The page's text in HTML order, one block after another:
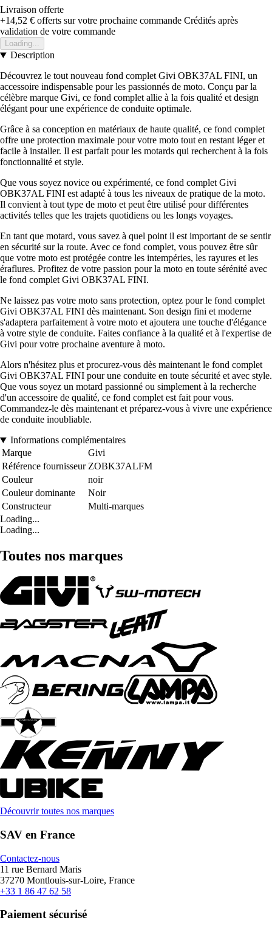
Livraison offerte
+14,52 € offerts sur votre prochaine commande Crédités après
validation de votre commande
Loading...
Description
Découvrez le tout nouveau fond complet Givi OBK37AL FINI, un
accessoire indispensable pour les passionnés de moto. Conçu par la
célèbre marque Givi, ce fond complet allie à la fois qualité et design
élégant pour une expérience de conduite optimale.
Grâce à sa conception en matériaux de haute qualité, ce fond complet
offre une protection maximale pour votre moto tout en restant léger et
facile à installer. Il est parfait pour les motards qui recherchent à la fois
fonctionnalité et style.
Que vous soyez novice ou expérimenté, ce fond complet Givi
OBK37AL FINI est adapté à tous les niveaux de pratique de la moto.
Il convient à tout type de moto et peut être utilisé pour différentes
activités telles que les trajets quotidiens ou les longs voyages.
En tant que motard, vous savez à quel point il est important de se sentir
en sécurité sur la route. Avec ce fond complet, vous pouvez être sûr
que votre moto est protégée contre les intempéries, les rayures et les
éraflures. Profitez de votre passion pour la moto en toute sérénité avec
le fond complet Givi OBK37AL FINI.
Ne laissez pas votre moto sans protection, optez pour le fond complet
Givi OBK37AL FINI dès maintenant. Son design fini et moderne
s'adaptera parfaitement à votre moto et ajoutera une touche d'élégance
à votre style de conduite. Faites confiance à la qualité et à l'expertise de
Givi pour votre prochaine aventure à moto.
Alors n'hésitez plus et procurez-vous dès maintenant le fond complet
Givi OBK37AL FINI pour une conduite en toute sécurité et avec style.
Que vous soyez un motard passionné ou simplement à la recherche
d'un accessoire de qualité, ce fond complet est fait pour vous.
Commandez-le dès maintenant et préparez-vous à vivre une expérience
de conduite inoubliable.
Informations complémentaires
Marque
Givi
Référence fournisseur ZOBK37ALFM
Couleur
noir
Couleur dominante
Noir
Constructeur
Multi-marques
Loading...
Loading...
Toutes nos marques
Découvrir toutes nos marques
SAV en France
Contactez-nous
11 rue Bernard Maris
37270 Montlouis-sur-Loire, France
+33 1 86 47 62 58
Paiement sécurisé